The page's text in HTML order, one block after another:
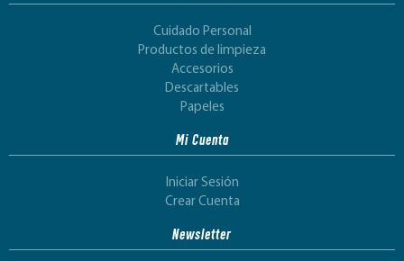
Cuidado Personal
Productos de limpieza
Accesorios
Descartables
Papeles
Mi Cuenta
Iniciar Sesión
Crear Cuenta
Newsletter